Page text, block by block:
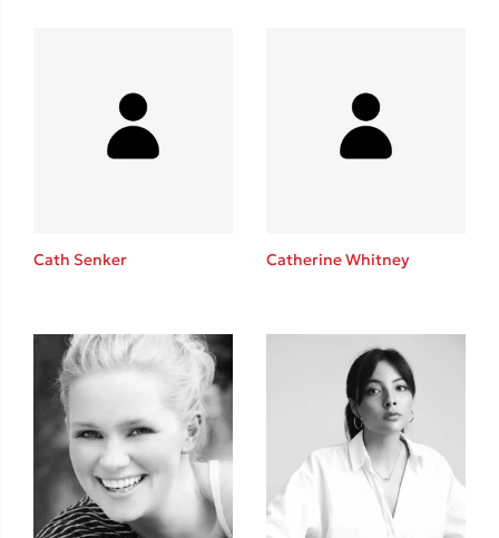
Ιωάννης Γλωσσόπουλος
Δανάη Δεληγεώργη
Πάνω, κάτω, μπροστά, πίσω
Cath Senker Catherine Whitney